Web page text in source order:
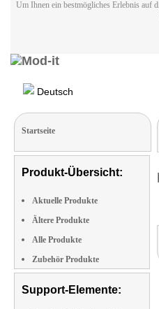
Um Ihnen ein bestmögliches Erlebnis auf
Deutsch
Startseite
Produkt-Übersicht:
Aktuelle Produkte
Ältere Produkte
Alle Produkte
Zubehör Produkte
Support-Elemente: